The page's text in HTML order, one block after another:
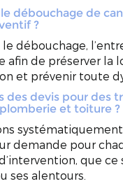
débouchage de
?
le débouchage,
afin de préserver la
et prévenir toute
des devis pour des
et toiture ?
demande pour
que ce
ses alentours.